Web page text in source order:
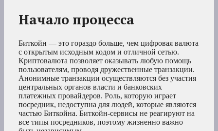
Начало процесса
Биткойн — это гораздо больше, чем цифровая валюта
с открытым исходным кодом и отличной сетью.
Криптовалюта позволяет оказывать любую помощь
пользователям, проводя дружественные транзакции.
Анонимные транзакции осуществляются без участия
центральных органов власти и банковских
платежных провайдеров. Роль, которую играет
посредник, недоступна для людей, которые являются
частью Биткойна. Биткойн-сервисы не реагируют на
все типы посредников, поэтому жизненно важно